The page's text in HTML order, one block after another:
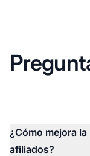
¿Cómo mejora
afiliados?